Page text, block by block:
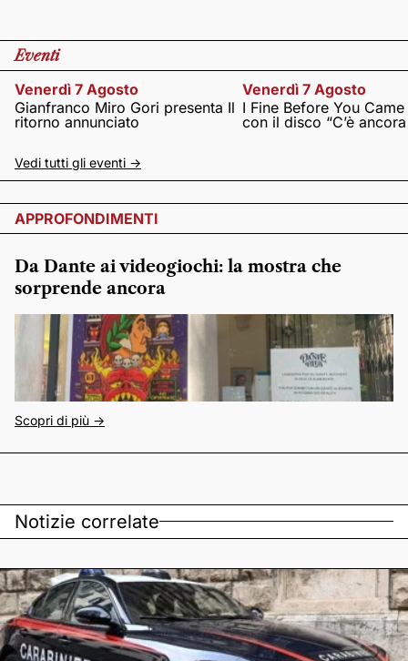
Eventi
Venerdì 7 Agosto
Gianfranco Miro Gori presenta Il
ritorno annunciato
Venerdì 7 Agosto
I Fine Before You
con il disco “C’è
Vedi tutti gli eventi ->
APPROFONDIMENTI
Da Dante ai videogiochi: la mostra che
sorprende ancora
Scopri di più ->
Notizie correlate